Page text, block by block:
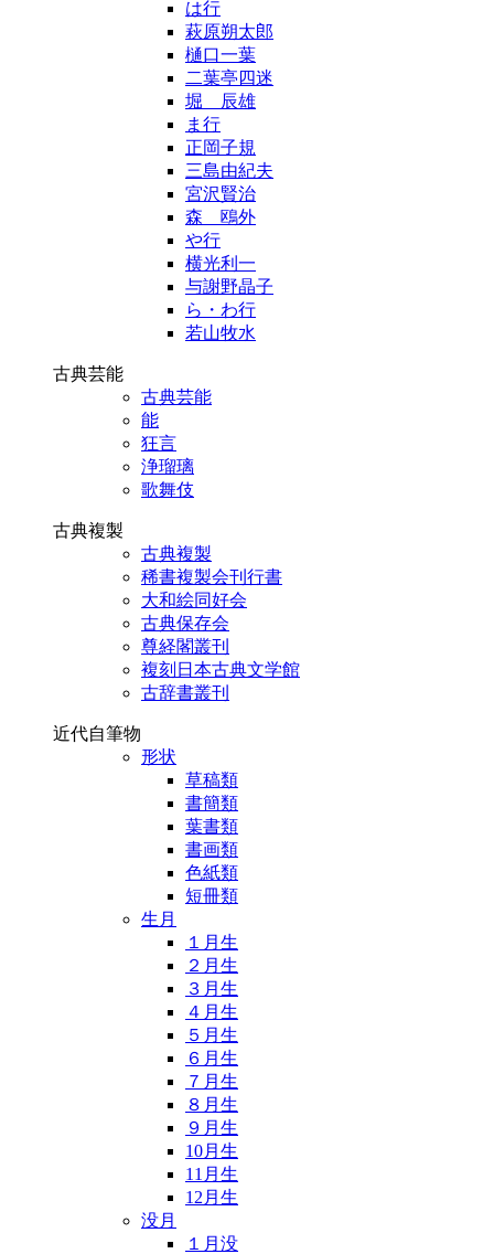
は行
萩原朔太郎
樋口一葉
二葉亭四迷
堀 辰雄
ま行
正岡子規
三島由紀夫
宮沢賢治
森 鴎外
や行
横光利一
与謝野晶子
ら・わ行
若山牧水
古典芸能
古典芸能
能
狂言
浄瑠璃
歌舞伎
古典複製
古典複製
稀書複製会刊行書
大和絵同好会
古典保存会
尊経閣叢刊
複刻日本古典文学館
古辞書叢刊
近代自筆物
形状
草稿類
書簡類
葉書類
書画類
色紙類
短冊類
生月
１月生
２月生
３月生
４月生
５月生
６月生
７月生
８月生
９月生
10月生
11月生
12月生
没月
１月没